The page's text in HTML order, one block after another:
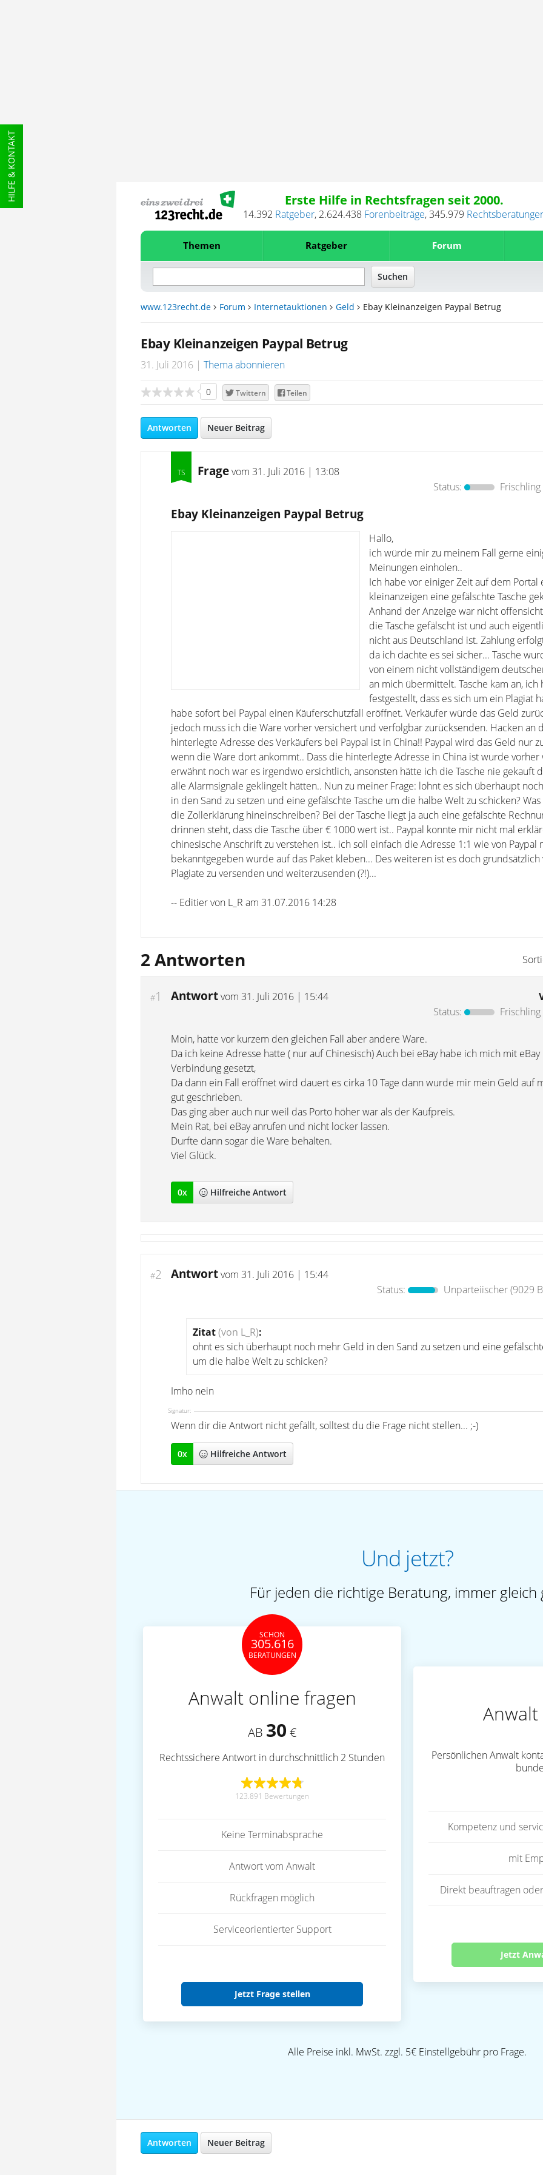
HILFE & KONTAKT Erste Hilfe in Rechtsfragen seit 2000.
14.392 Ratgeber, 2.624.438 Forenbeiträge,345.979
Themen Ratgeber Forum
www.123recht.de Forum Internetauktionen Geld Ebay Kleinanzeigen Paypal Betrug
Ebay Kleinanzeigen Paypal Betrug
31. Juli 2016 Thema abonnieren
0 Twittern Teilen
Antworten Neuer Beitrag
Fragevom 31. Juli 2016 | 13:08
Status:
Frischling
Ebay Kleinanzeigen Paypal Betrug
Hallo,
ich würde mir zu meinem Fall gerne
Meinungen einholen..
Ich habe vor einiger Zeit auf dem Portal
kleinanzeigen eine gefälschte Tasche
Anhand der Anzeige war nicht
die Tasche gefälscht ist und auch
nicht aus Deutschland ist. Zahlung
da ich dachte es sei sicher... Tasche
von einem nicht vollständigem
an mich übermittelt. Tasche kam an, ich
festgestellt, dass es sich um ein Plagiat
habe sofort bei Paypal einen Käuferschutzfall eröffnet. Verkäufer würde das Geld
jedoch muss ich die Ware vorher versichert und verfolgbar zurücksenden. Hacken an
hinterlegte Adresse des Verkäufers bei Paypal ist in China!! Paypal wird das Geld nur
wenn die Ware dort ankommt.. Dass die hinterlegte Adresse in China ist wurde
erwähnt noch war es irgendwo ersichtlich, ansonsten hätte ich die Tasche nie gekauft
alle Alarmsignale geklingelt hätten.. Nun zu meiner Frage: lohnt es sich überhaupt
in den Sand zu setzen und eine gefälschte Tasche um die halbe Welt zu schicken?
die Zollerklärung hineinschreiben? Bei der Tasche liegt ja auch eine gefälschte
drinnen steht, dass die Tasche über € 1000 wert ist.. Paypal konnte mir nicht mal
chinesische Anschrift zu verstehen ist.. ich soll einfach die Adresse 1:1 wie von Paypal
bekanntgegeben wurde auf das Paket kleben... Des weiteren ist es doch
Plagiate zu versenden und weiterzusenden (?!)...
-- Editier von L_R am 31.07.2016 14:28
2 Antworten
#1 Antwortvom 31. Juli 2016 | 15:44
Status:
Frischling
Moin, hatte vor kurzem den gleichen Fall aber andere Ware.
Da ich keine Adresse hatte ( nur auf Chinesisch) Auch bei eBay habe ich mich mit eBay
Verbindung gesetzt,
Da dann ein Fall eröffnet wird dauert es cirka 10 Tage dann wurde mir mein Geld auf
gut geschrieben.
Das ging aber auch nur weil das Porto höher war als der Kaufpreis.
Mein Rat, bei eBay anrufen und nicht locker lassen.
Durfte dann sogar die Ware behalten.
Viel Glück.
0x Hilfreiche Antwort
#2 Antwortvom 31. Juli 2016 | 15:44
Status:
Unparteiischer(9029
Zitat(von L_R):
ohnt es sich überhaupt noch mehr Geld in den Sand zu setzen und eine
um die halbe Welt zu schicken?
Imho nein
Signatur:
Wenn dir die Antwort nicht gefällt, solltest du die Frage nicht stellen... ;-)
0x Hilfreiche Antwort
Und jetzt?
Für jeden die richtige Beratung, immer gleich
SCHON
305.616
BERATUNGEN
Anwalt online fragen
AB 30 €
Rechtssichere Antwort in durchschnittlich 2 Stunden
123.891 Bewertungen
Keine Terminabsprache
Antwort vom Anwalt
Rückfragen möglich
Serviceorientierter Support
Jetzt Frage stellen
Persönlichen Anwalt
Kompetenz und
mit
Direkt beauftragen
Jetzt
Alle Preise inkl. MwSt. zzgl. 5€ Einstellgebühr pro Frage.
Antworten Neuer Beitrag